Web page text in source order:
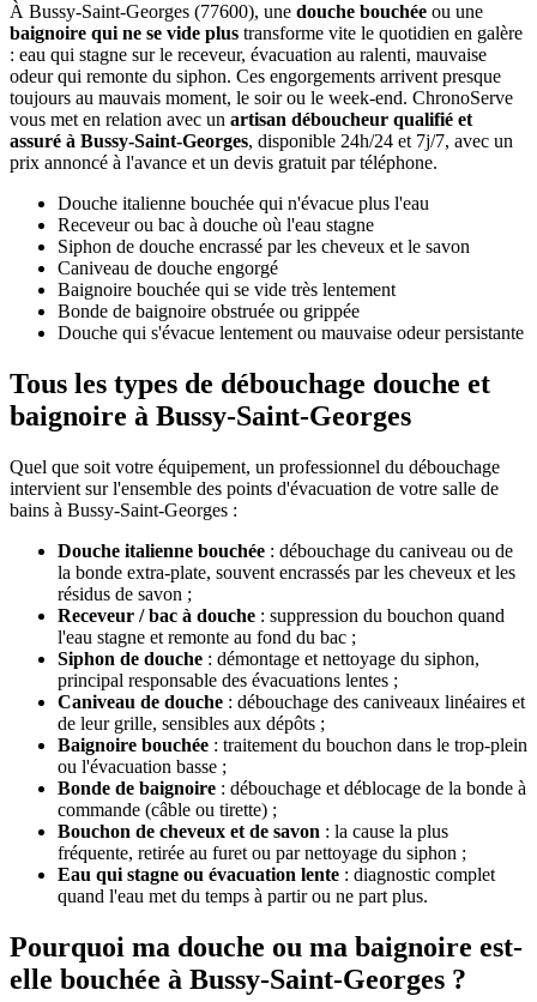
À Bussy-Saint-Georges (77600), une douche bouchée ou une
baignoire qui ne se vide plus transforme vite le quotidien en galère
: eau qui stagne sur le receveur, évacuation au ralenti, mauvaise
odeur qui remonte du siphon. Ces engorgements arrivent presque
toujours au mauvais moment, le soir ou le week-end. ChronoServe
vous met en relation avec un artisan déboucheur qualifié et
assuré à Bussy-Saint-Georges, disponible 24h/24 et 7j/7, avec un
prix annoncé à l'avance et un devis gratuit par téléphone.
Douche italienne bouchée qui n'évacue plus l'eau
Receveur ou bac à douche où l'eau stagne
Siphon de douche encrassé par les cheveux et le savon
Caniveau de douche engorgé
Baignoire bouchée qui se vide très lentement
Bonde de baignoire obstruée ou grippée
Douche qui s'évacue lentement ou mauvaise odeur persistante
Tous les types de débouchage douche et
baignoire à Bussy-Saint-Georges
Quel que soit votre équipement, un professionnel du débouchage
intervient sur l'ensemble des points d'évacuation de votre salle de
bains à Bussy-Saint-Georges :
Douche italienne bouchée : débouchage du caniveau ou de
la bonde extra-plate, souvent encrassés par les cheveux et les
résidus de savon ;
Receveur / bac à douche : suppression du bouchon quand
l'eau stagne et remonte au fond du bac ;
Siphon de douche : démontage et nettoyage du siphon,
principal responsable des évacuations lentes ;
Caniveau de douche : débouchage des caniveaux linéaires et
de leur grille, sensibles aux dépôts ;
Baignoire bouchée : traitement du bouchon dans le trop-plein
ou l'évacuation basse ;
Bonde de baignoire : débouchage et déblocage de la bonde à
commande (câble ou tirette) ;
Bouchon de cheveux et de savon : la cause la plus
fréquente, retirée au furet ou par nettoyage du siphon ;
Eau qui stagne ou évacuation lente : diagnostic complet
quand l'eau met du temps à partir ou ne part plus.
Pourquoi ma douche ou ma baignoire est-
elle bouchée à Bussy-Saint-Georges ?